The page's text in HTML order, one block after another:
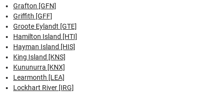
Grafton [GFN]
Griffith [GFF]
Groote Eylandt [GTE]
Hamilton Island [HTI]
Hayman Island [HIS]
King Island [KNS]
Kununurra [KNX]
Learmonth [LEA]
Lockhart River [IRG]